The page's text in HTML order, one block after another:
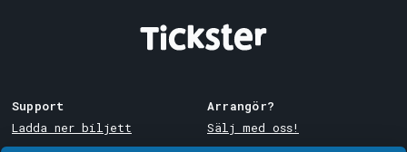
Support
Ladda ner biljett
Arrangör?
Sälj med oss!